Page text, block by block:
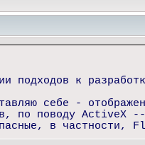
подходов к
себе -
по поводу ActiveX
в частности,